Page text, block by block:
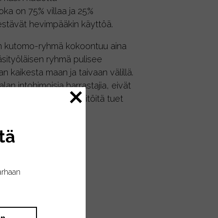
on 75% villaa ja 25%
hevimpääkin käyttöä.
kutomo-ryhmä kokoontuu aina
ryhmä pulisee
kaikesta maan ja taivaan välillä.
intohimoisia harrastajia, eivät
PienenKylän käsitöitä tuet